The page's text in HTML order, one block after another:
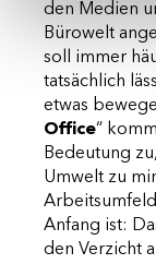
den Medien
Bürowelt
soll immer
tatsächlich
etwas
Office“
Bedeutung
Umwelt zu
Anfang ist:
den Verzicht